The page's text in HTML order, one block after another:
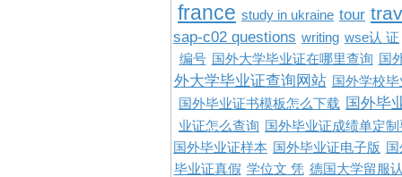
france study in ukraine tour
sap-c02 questions writing wse认 证
编号 国外大学毕业证在哪里查询 国
外大学毕业证查询网站 国外学校
国外毕业证书模板怎么下载 国外毕
业证怎么查询
国外毕业证成绩单定
国外毕业证样本
国外毕业证电子版
毕业证真假 学位文 凭 德国大学留服